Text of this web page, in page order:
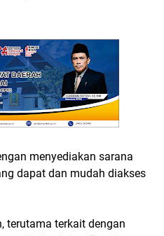
menyediakan sarana
dapat dan mudah diakses
terutama terkait dengan